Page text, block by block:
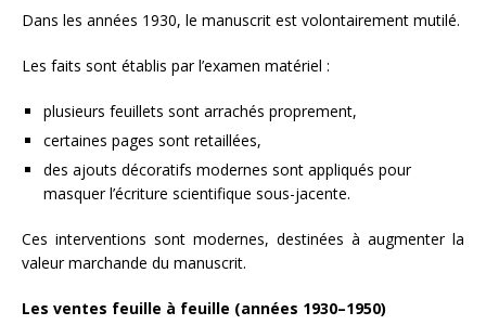
Dans les années 1930, le manuscrit est volontairement mutilé.
Les faits sont établis par l’examen matériel :
plusieurs feuillets sont arrachés proprement,
certaines pages sont retaillées,
des ajouts décoratifs modernes sont appliqués pour
masquer l’écriture scientifique sous-jacente.
Ces interventions sont modernes, destinées à augmenter la
valeur marchande du manuscrit.
Les ventes feuille à feuille (années 1930–1950)